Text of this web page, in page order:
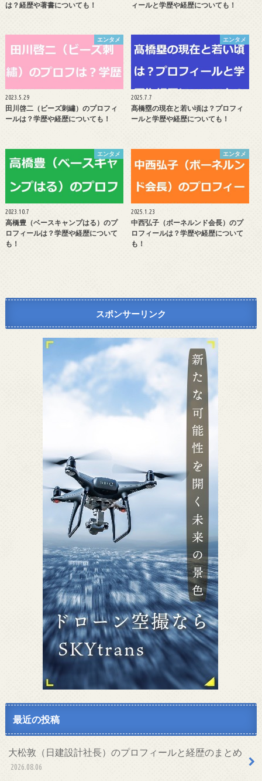
は？経歴や著書についても！
ィールと学歴や経歴についても！
エンタメ
2023.5.29
田川啓二（ビーズ刺繡）のプロフィ
ールは？学歴や経歴についても！
エンタメ
2025.7.7
髙橋塁の現在と若い頃は？プロフィ
ールと学歴や経歴についても！
エンタメ
2023.10.7
高橋豊（ベースキャンプはる）のプ
ロフィールは？学歴や経歴について
も！
エンタメ
2025.1.23
中西弘子（ボーネルンド会長）のプ
ロフィールは？学歴や経歴について
も！
スポンサーリンク
最近の投稿
大松敦（日建設計社長）のプロフィールと経歴のまとめ
2026.08.06